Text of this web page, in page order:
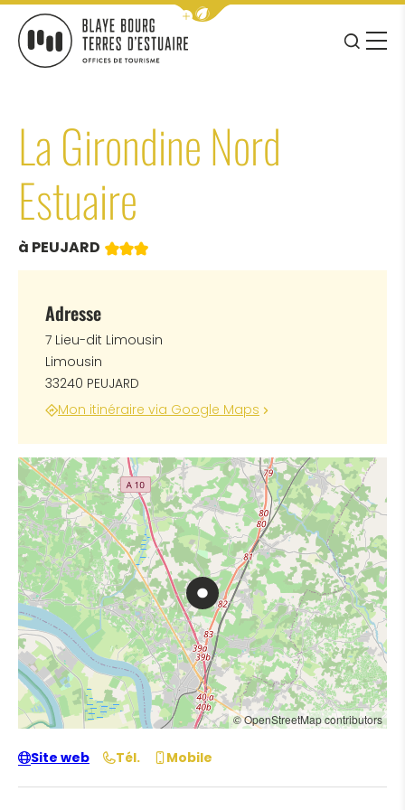
Afficher la barre de navigation
JE
MENU
La Girondine Nord
Estuaire
à PEUJARD 3 étoiles
Adresse
7 Lieu-dit Limousin
Limousin
33240 PEUJARD
Mon itinéraire via Google Maps
© OpenStreetMap contributors
Site web Tél. Mobile